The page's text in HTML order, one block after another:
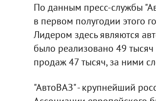
По данным пресс-службы
в первом полугодии этого
Лидером здесь являются
было реализовано 49
продаж 47 тысяч, за ними
"АвтоВАЗ" - крупнейший